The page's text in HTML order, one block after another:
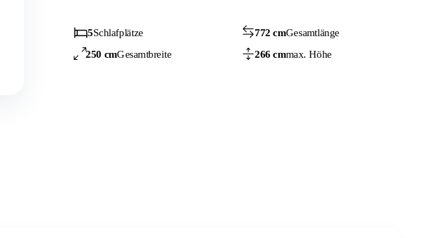
5Schlafplätze 772 cmGesamtlänge
250 cmGesamtbreite 266 cmmax. Höhe